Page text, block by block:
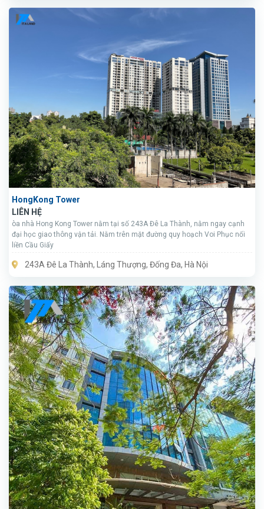
HongKong Tower
LIÊN HỆ
òa nhà Hong Kong Tower nằm tại số 243A Đê La Thành, nằm ngay cạnh
đại học giao thông vận tải. Nằm trên mặt đường quy hoạch Voi Phục nối
liền Cầu Giấy
243A Đê La Thành, Láng Thượng, Đống Đa, Hà Nội